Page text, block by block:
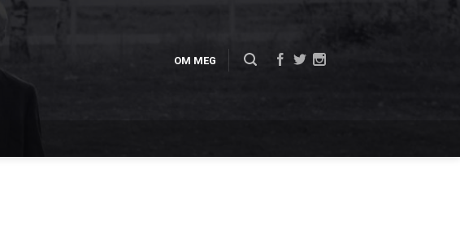
OM MEG